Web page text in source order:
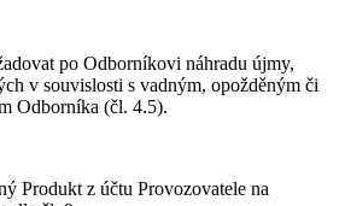
po Odborníkovi náhradu újmy,
v souvislosti s vadným, opožděným či
Odborníka (čl. 4.5).
Produkt z účtu Provozovatele na